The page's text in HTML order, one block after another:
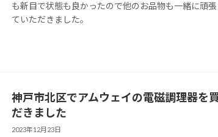
も新目で状態も良かったので他のお品物も一緒に頑
ていただきました。
神戸市北区でアムウェイの電磁調理器を
だきました
2023年12月23日